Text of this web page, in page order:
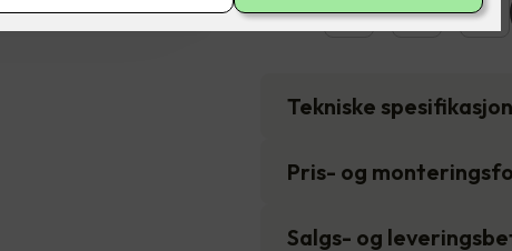
Antall - +
Tekniske
Pris- og
Salgs- og